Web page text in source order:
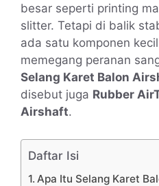
besar seperti printing
slitter. Tetapi di balik
ada satu komponen
memegang peranan
Selang Karet Balon
disebut juga Rubber
Airshaft.
Daftar Isi
Apa Itu Selang Karet